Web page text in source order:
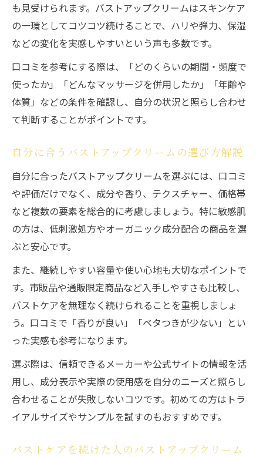
も見受けられます。バストアップクリームはスキンケア
の一環としてコツコツ続けることで、ハリや弾力、保湿
などの変化を実感しやすいという声も多数です。
口コミを参考にする際は、「どのくらいの期間・頻度で
使ったか」「どんなマッサージを併用したか」「年齢や
体質」などの条件を確認し、自分の状況と照らし合わせ
て判断することがポイントです。
自分に合うバストアップクリームの選び方解説
自分に合ったバストアップクリームを選ぶには、口コミ
や評価だけでなく、成分や香り、テクスチャー、価格帯
など複数の要素を総合的に考慮しましょう。特に敏感肌
の方は、低刺激処方やオーガニック成分配合の商品を選
ぶと安心です。
また、継続しやすい容量や使い心地も大切なポイントで
す。市販品や通販限定商品など入手しやすさも比較し、
バストケアを無理なく続けられることを重視しましょ
う。口コミで「香りが良い」「ベタつきが少ない」とい
った実感も参考になります。
選ぶ際は、信頼できるメーカーや公式サイトの情報を活
用し、成分表示や実際の使用感を自分のニーズと照らし
合わせることが失敗しないコツです。初めての方はトラ
イアルサイズやサンプルを試すのもおすすめです。
バストケアを続けた人のバストアップクリーム